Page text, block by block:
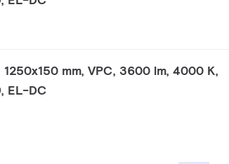
mm, VPC, 3600 lm, 4000 K,
EL-DC